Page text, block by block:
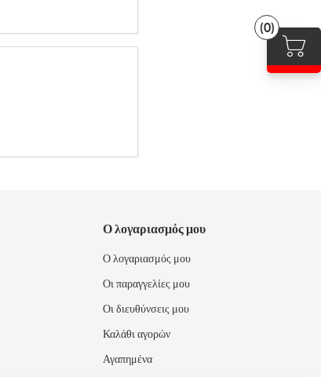
(0)
Ο λογαριασμός μου
Ο λογαριασμός μου
Οι παραγγελίες μου
Οι διευθύνσεις μου
Καλάθι αγορών
Αγαπημένα